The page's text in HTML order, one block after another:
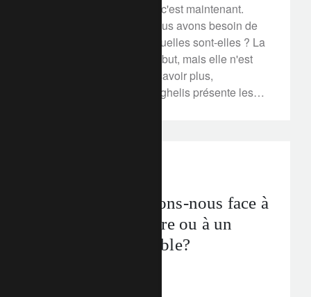
La transition climatique, c'est maintenant.
Mais pour la soutenir, nous avons besoin de
politiques concertées. Quelles sont-elles ? La
tarification est un bon début, mais elle n'est
pas suffisante. Pour en savoir plus,
l'économiste Dimitri Zenghelis présente les
Covid-19 – Faisons-nous face à
un choc transitoire ou à un
impact plus durable?